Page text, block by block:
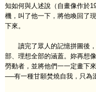
知如何與人述說（自畫像作於
機，叫了他一下，將他喚回了
下來。
讀完了眾人的記憶拼圖後，
部、理想全部的涵蓋。妳再想
勞動者，並將他們一一定畫下
──有一種甘願焚燒自我，只為